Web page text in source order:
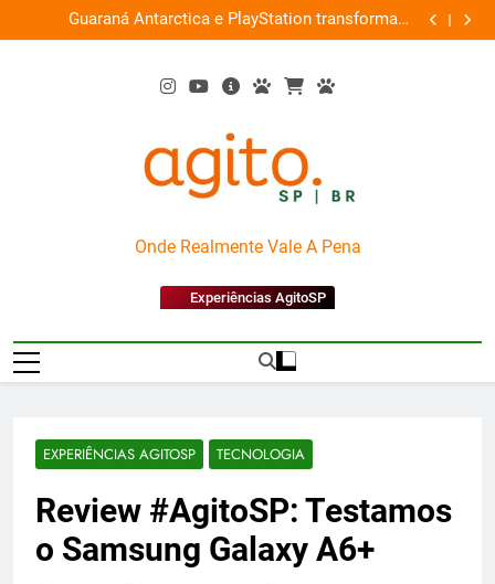
to
Ocupação gratuita ‘Boiúna’ traz a força das culturas
amazônicas e arte
AgitoSP
Onde Realmente Vale A Pena
Experiências AgitoSP
EXPERIÊNCIAS AGITOSP TECNOLOGIA
Review #AgitoSP: Testamos
o Samsung Galaxy A6+